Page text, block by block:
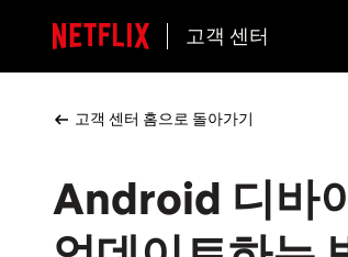
고객 센터
고객 센터 홈으로 돌아가기
Android 디바